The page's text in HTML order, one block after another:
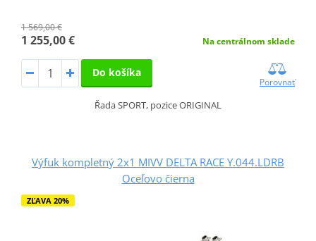
1 569,00 €
1 255,00 € Na centrálnom sklade
Do košíka
Porovnať
Řada SPORT, pozice ORIGINAL
Výfuk kompletný 2x1 MIVV DELTA RACE Y.044.LDRB
Oceľovo čierna
ZĽAVA 20%